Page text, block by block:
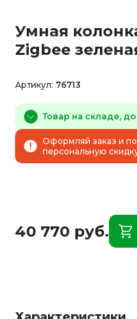
Умная
Zigbee
Артикул: 76713
Товар на складе,
Оформляй заказ и
персональную
40 770 руб.